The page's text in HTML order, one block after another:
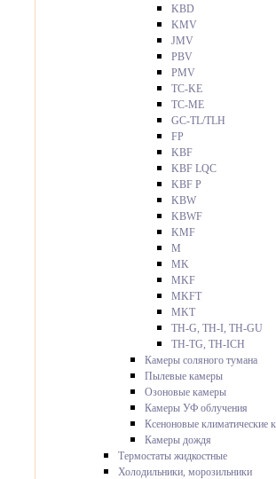
KBD
KMV
JMV
PBV
PMV
TC-KE
TC-ME
GC-TL/TLH
FP
KBF
KBF LQC
KBF P
KBW
KBWF
KMF
M
MK
MKF
MKFT
MKT
TH-G, TH-I, TH-GU
TH-TG, TH-ICH
Камеры соляного тумана
Пылевые камеры
Озоновые камеры
Камеры УФ облучения
Ксеноновые климатические
Камеры дождя
Термостаты жидкостные
Холодильники, морозильники